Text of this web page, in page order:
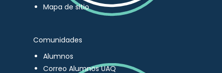
Mapa de sitio
Comunidades
Alumnos
Correo Alumnos UAQ